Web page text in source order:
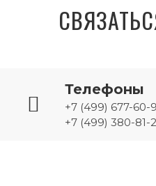
Телефоны
+7 (499) 677-60-
+7 (499) 380-81-